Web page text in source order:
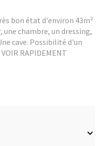
bon état d'environ 43m²
chambre, un dressing,
cave. Possibilité d'un
RAPIDEMENT